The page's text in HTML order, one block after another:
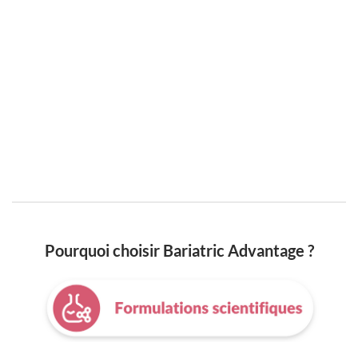
Pourquoi choisir Bariatric Advantage ?